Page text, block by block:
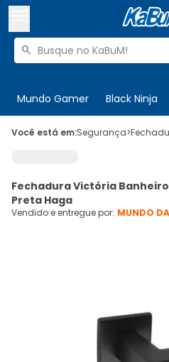
Buscar produtos

Mundo Gamer Black Ninja
 Olá. Acesse sua conta
Cupons
Você está em:Segurança>
Fechadura Victória Banheiro
Preta Haga
Vendido e entregue por: MUNDO